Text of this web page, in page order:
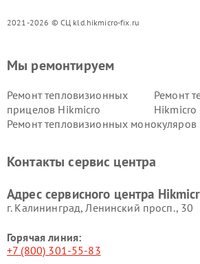
2021-2026 © СЦ kld.hikmicro-fix.ru
Мы ремонтируем
Ремонт тепловизионных
прицелов Hikmicro
Ремонт
Hikmicro
Ремонт тепловизионных
Контакты сервис центра
Адрес сервисного центра
г. Калининград, Ленинский просп., 30
Горячая линия:
+7 (800) 301-55-83